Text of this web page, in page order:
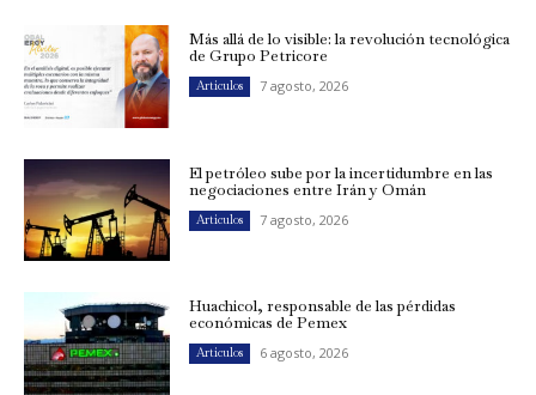
Más allá de lo visible: la revolución tecnológica
de Grupo Petricore
Artículos 7 agosto, 2026
El petróleo sube por la incertidumbre en las
negociaciones entre Irán y Omán
Artículos 7 agosto, 2026
Huachicol, responsable de las pérdidas
económicas de Pemex
Artículos 6 agosto, 2026